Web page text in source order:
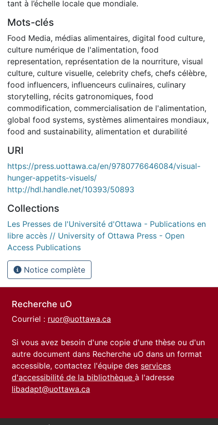
tant à l’échelle locale que mondiale.
Mots-clés
Food Media, médias alimentaires, digital food culture,
culture numérique de l'alimentation, food
representation, représentation de la nourriture, visual
culture, culture visuelle, celebrity chefs, chefs célèbre,
food influencers, influenceurs culinaires, culinary
storytelling, récits gatronomiques, food
commodification, commercialisation de l'alimentation,
global food systems, systèmes alimentaires mondiaux,
food and sustainability, alimentation et durabilité
URI
https://press.uottawa.ca/en/9780776646084/visual-
hunger-appetits-visuels/
http://hdl.handle.net/10393/50893
Collections
Les Presses de l'Université d'Ottawa - Publications en
libre accès // University of Ottawa Press - Open
Access Publications
Notice complète
Recherche uO
Courriel : ruor@uottawa.ca
Si vous avez besoin d'une copie d'une thèse ou d'un
autre document dans Recherche uO dans un format
accessible, contactez l'équipe des services
d'accessibilité de la bibliothèque à l'adresse
libadapt@uottawa.ca